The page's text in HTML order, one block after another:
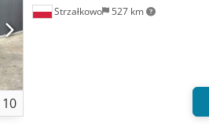
10
Strzałkowo 527 km